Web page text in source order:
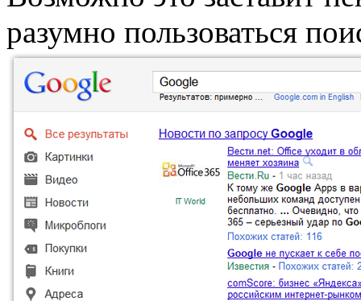
разумно пользоваться